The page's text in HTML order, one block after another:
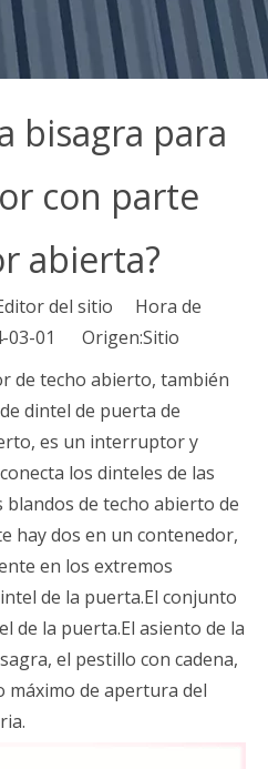
bisagra para
con parte
abierta?
del sitio Hora de
03-01 Origen:Sitio
de techo abierto, también
dintel de puerta de
es un interruptor y
los dinteles de las
de techo abierto de
hay dos en un contenedor,
en los extremos
de la puerta.El conjunto
de la puerta.El asiento de la
el pestillo con cadena,
máximo de apertura del